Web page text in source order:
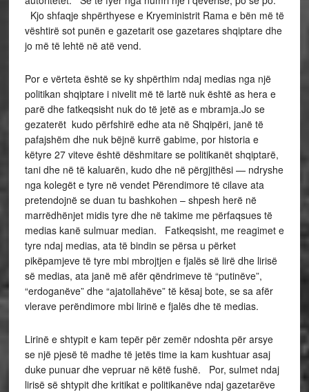
Kjo shfaqje shpërthyese e Kryeministrit Rama e bën më të
vështirë sot punën e gazetarit ose gazetares shqiptare dhe
jo më të lehtë në atë vend.
Por e vërteta është se ky shpërthim ndaj medias nga një
politikan shqiptare i nivelit më të lartë nuk është as hera e
parë dhe fatkeqsisht nuk do të jetë as e mbramja.Jo se
gezaterët kudo përfshirë edhe ata në Shqipëri, janë të
pafajshëm dhe nuk bëjnë kurrë gabime, por historia e
këtyre 27 viteve është dëshmitare se politikanët shqiptarë,
tani dhe në të kaluarën, kudo dhe në përgjithësi — ndryshe
nga kolegët e tyre në vendet Përendimore të cilave ata
pretendojnë se duan tu bashkohen – shpesh herë në
marrëdhënjet midis tyre dhe në takime me përfaqsues të
medias kanë sulmuar median. Fatkeqsisht, me reagimet e
tyre ndaj medias, ata të bindin se përsa u përket
pikëpamjeve të tyre mbi mbrojtjen e fjalës së lirë dhe lirisë
së medias, ata janë më afër qëndrimeve të “putinëve”,
“erdoganëve” dhe “ajatollahëve” të kësaj bote, se sa afër
vlerave perëndimore mbi lirinë e fjalës dhe të medias.
Lirinë e shtypit e kam tepër për zemër ndoshta për arsye
se një pjesë të madhe të jetës time ia kam kushtuar asaj
duke punuar dhe vepruar në këtë fushë. Por, sulmet ndaj
lirisë së shtypit dhe kritikat e politikanëve ndaj gazetarëve